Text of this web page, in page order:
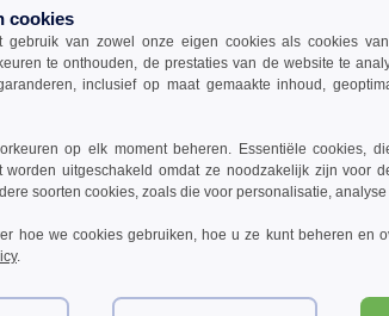
Result RC083 - Bronx
Original Snapback Pet met
Platte Klep
€2.07 -46%
Panel Printers
€1.64
cookies
gebruik van zowel onze eigen cookies als cookies
te onthouden, de prestaties van de website te
inclusief op maat gemaakte inhoud,
op elk moment beheren. Essentiële cookies,
worden uitgeschakeld omdat ze noodzakelijk zijn voor
soorten cookies, zoals die voor personalisatie,
hoe we cookies gebruiken, hoe u ze kunt beheren en
.